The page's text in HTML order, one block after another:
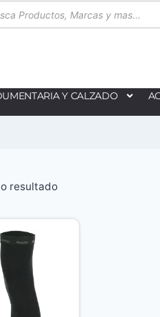
Y CALZADO
resultado